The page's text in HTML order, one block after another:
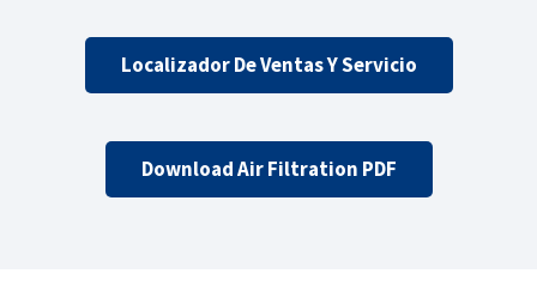
Localizador De Ventas Y Servicio
Download Air Filtration PDF